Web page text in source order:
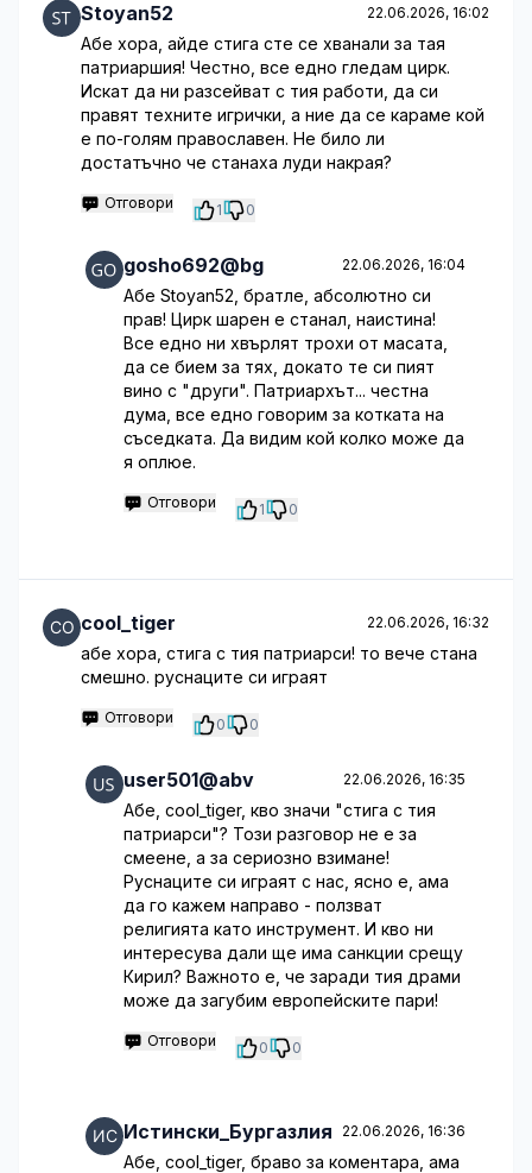
Stoyan52 22.06.2026, 16:02
Абе хора, айде стига сте се хванали за тая
патриаршия! Честно, все едно гледам цирк.
Искат да ни разсейват с тия работи, да си
правят техните игрички, а ние да се караме кой
е по-голям православен. Не било ли
достатъчно че станаха луди накрая?
Отговори 1 0
gosho692@bg 22.06.2026, 16:04
Абе Stoyan52, братле, абсолютно си
прав! Цирк шарен е станал, наистина!
Все едно ни хвърлят трохи от масата,
да се бием за тях, докато те си пият
вино с "други". Патриархът... честна
дума, все едно говорим за котката на
съседката. Да видим кой колко може да
я оплюе.
Отговори 1 0
cool_tiger 22.06.2026, 16:32
абе хора, стига с тия патриарси! то вече стана
смешно. руснаците си играят
Отговори 0 0
user501@abv 22.06.2026, 16:35
Абе, cool_tiger, кво значи "стига с тия
патриарси"? Този разговор не е за
смеене, а за сериозно взимане!
Руснаците си играят с нас, ясно е, ама
да го кажем направо - ползват
религията като инструмент. И кво ни
интересува дали ще има санкции срещу
Кирил? Важното е, че заради тия драми
може да загубим европейските пари!
Отговори 0 0
Истински_Бургазлия 22.06.2026, 16:36
Абе, cool_tiger, браво за коментара, ама